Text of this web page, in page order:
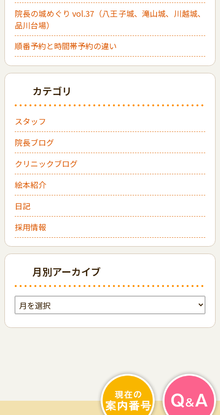
院長の城めぐり vol.37（八王子城、滝山城、川越城、
品川台場）
順番予約と時間帯予約の違い
カテゴリ
スタッフ
院長ブログ
クリニックブログ
絵本紹介
日記
採用情報
月別アーカイブ